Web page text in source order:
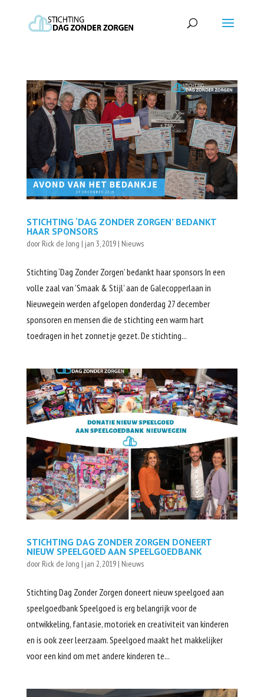
STICHTING ‘DAG ZONDER ZORGEN’ BEDANKT
HAAR SPONSORS
door Rick de Jong | jan 3, 2019| Nieuws
Stichting ‘Dag Zonder Zorgen’ bedankt haar sponsors In een
volle zaal van ’Smaak & Stijl’ aan de Galecopperlaan in
Nieuwegein werden afgelopen donderdag 27 december
sponsoren en mensen die de stichting een warm hart
toedragen in het zonnetje gezet. De stichting...
STICHTING DAG ZONDER ZORGEN DONEERT
NIEUW SPEELGOED AAN SPEELGOEDBANK
door Rick de Jong | jan 2, 2019| Nieuws
Stichting Dag Zonder Zorgen doneert nieuw speelgoed aan
speelgoedbank Speelgoed is erg belangrijk voor de
ontwikkeling, fantasie, motoriek en creativiteit van kinderen
en is ook zeer leerzaam. Speelgoed maakt het makkelijker
voor een kind om met andere kinderen te...